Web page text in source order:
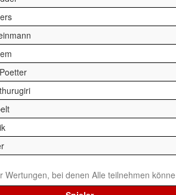
Wertungen, bei denen Alle teilnehmen